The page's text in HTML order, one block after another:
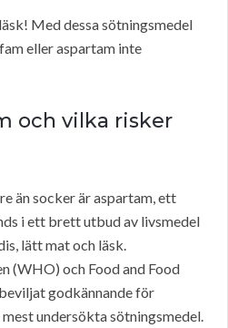
Med dessa sötningsmedel
eller aspartam inte
och vilka risker
än socker är aspartam, ett
i ett brett utbud av livsmedel
lätt mat och läsk.
(WHO) och Food and Food
godkännande för
undersökta sötningsmedel.